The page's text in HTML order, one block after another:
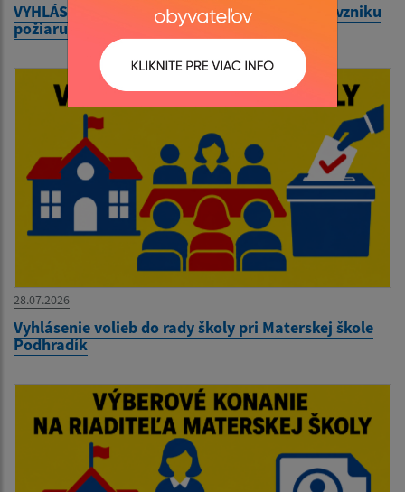
VYHLÁSENIE času zvýšeného nebezpečenstva vzniku
požiaru
28.07.2026
Vyhlásenie volieb do rady školy pri Materskej škole
Podhradík